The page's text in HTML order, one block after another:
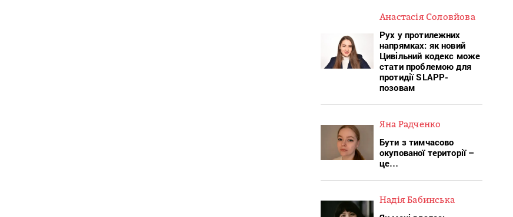
Анастасія Соловйова
Рух у протилежних
напрямках: як новий
Цивільний кодекс може
стати проблемою для
протидії SLAPP-
позовам
Яна Радченко
Бути з тимчасово
окупованої території –
це…
Надія Бабинська